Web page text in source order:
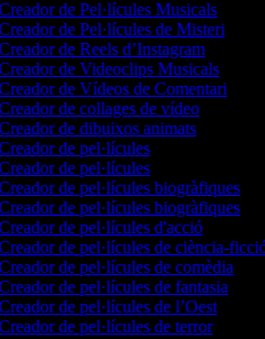
de Pel·lícules Musicals
de Pel·lícules de Misteri
de Reels d’Instagram
de Videoclips Musicals
de Vídeos de Comentari
de collages de vídeo
de dibuixos animats
de pel·lícules
de pel·lícules
de pel·lícules biogràfiques
de pel·lícules biogràfiques
de pel·lícules d'acció
de pel·lícules de ciència-ficció
de pel·lícules de comèdia
de pel·lícules de fantasia
de pel·lícules de l’Oest
de pel·lícules de terror